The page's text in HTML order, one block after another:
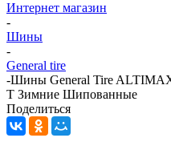
Интернет магазин
-
Шины
-
General tire
-Шины General Tire
T Зимние Шипованные
Поделиться